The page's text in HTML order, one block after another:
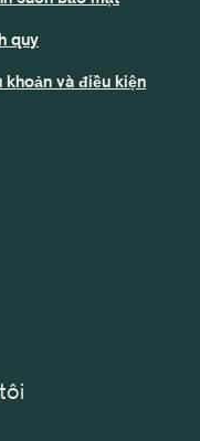
quy
khoản và điều kiện